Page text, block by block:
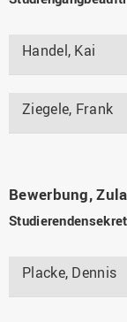
Handel, Kai
Ziegele, Frank
Bewerbung,
Placke, Dennis